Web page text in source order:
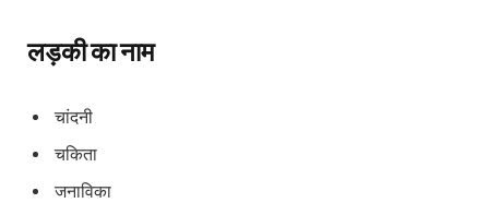
लड़की का नाम
चांदनी
चकिता
जनाविका